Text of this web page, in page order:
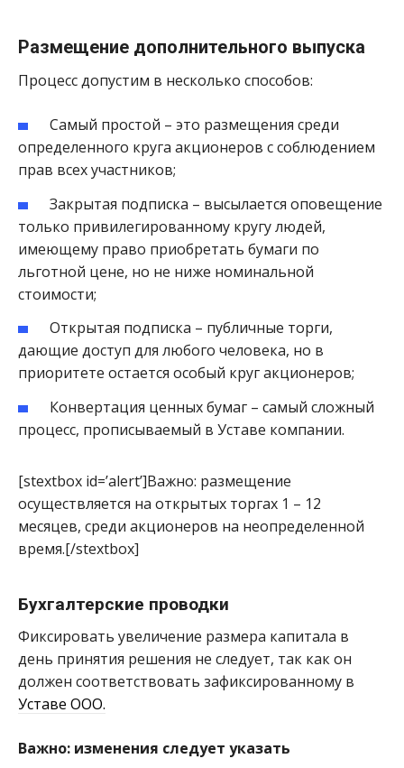
Размещение дополнительного выпуска
Процесс допустим в несколько способов:
Самый простой – это размещения среди
определенного круга акционеров с соблюдением
прав всех участников;
Закрытая подписка – высылается оповещение
только привилегированному кругу людей,
имеющему право приобретать бумаги по
льготной цене, но не ниже номинальной
стоимости;
Открытая подписка – публичные торги,
дающие доступ для любого человека, но в
приоритете остается особый круг акционеров;
Конвертация ценных бумаг – самый сложный
процесс, прописываемый в Уставе компании.
[stextbox id=’alert’]Важно: размещение
осуществляется на открытых торгах 1 – 12
месяцев, среди акционеров на неопределенной
время.[/stextbox]
Бухгалтерские проводки
Фиксировать увеличение размера капитала в
день принятия решения не следует, так как он
должен соответствовать зафиксированному в
Уставе ООО.
Важно: изменения следует указать